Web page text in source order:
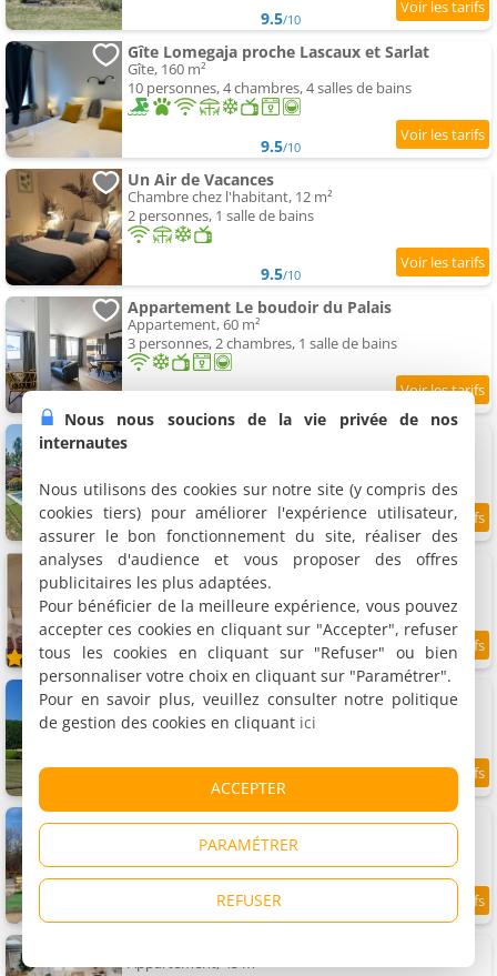
9.5/10
Gîte Lomegaja proche Lascaux et Sarlat
Gîte, 160 m²
10 personnes, 4 chambres, 4 salles de bains
9.5/10
Un Air de Vacances
Chambre chez l'habitant, 12 m²
2 personnes, 1 salle de bains
9.5/10
Appartement Le boudoir du Palais
Appartement, 60 m²
3 personnes, 2 chambres, 1 salle de bains
9.5/10
Appartement À l'époque
Appartement, 31 m²
2 personnes, 1 chambre, 1 salle de bains
9.5/10
Roquecombe
4 gîtes, 60 à 130 m²
4 à 8 personnes (total 24 personnes)
9.5/10
Roulotte au paradis
Location de vacances, 20 m²
3 personnes, 1 chambre, 1 salle de bains
9.5
Appartement, 45 m²
Nous nous soucions de la vie privée de nos
internautes
Nous utilisons des cookies sur notre site (y compris des
cookies tiers) pour améliorer l'expérience utilisateur,
assurer le bon fonctionnement du site, réaliser des
analyses d'audience et vous proposer des offres
publicitaires les plus adaptées.
Pour bénéficier de la meilleure expérience, vous pouvez
accepter ces cookies en cliquant sur "Accepter", refuser
tous les cookies en cliquant sur "Refuser" ou bien
personnaliser votre choix en cliquant sur "Paramétrer".
Pour en savoir plus, veuillez consulter notre politique
de gestion des cookies en cliquant ici
ACCEPTER
PARAMÉTRER
REFUSER